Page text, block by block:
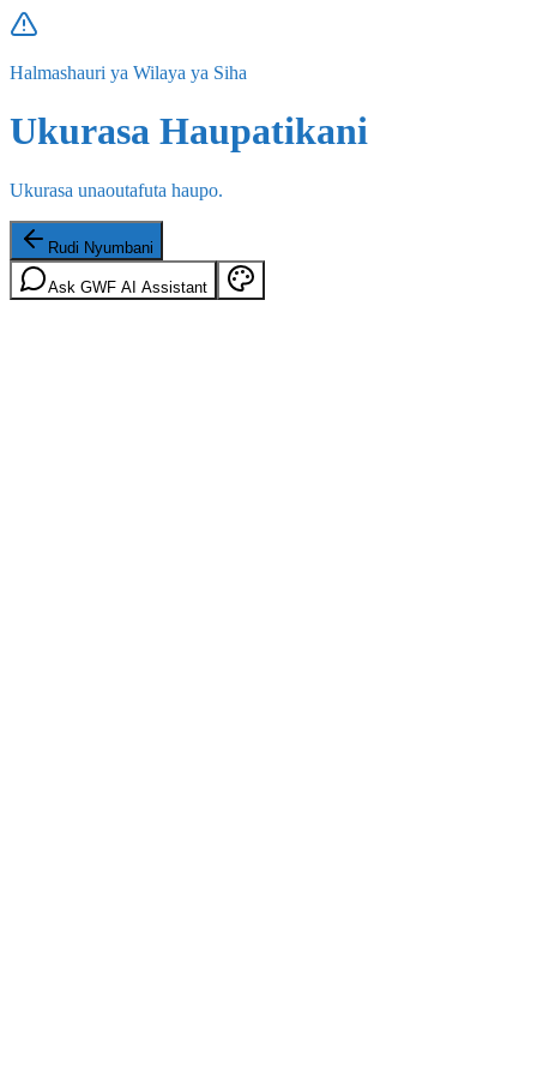
Halmashauri ya Wilaya ya Siha
Ukurasa Haupatikani
Ukurasa unaoutafuta haupo.
Rudi Nyumbani
Ask GWF AI Assistant